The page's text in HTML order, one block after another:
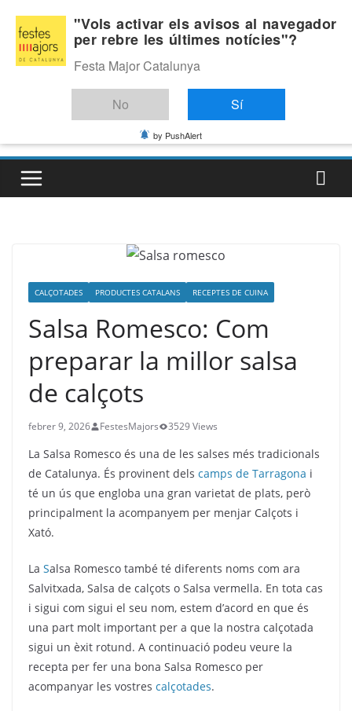
content
Divendres, agost 7, 2026
Última:
CALÇOTADES PRODUCTES CATALANS RECEPTES DE CUINA
Salsa Romesco: Com
preparar la millor salsa
de calçots
febrer 9, 2026 FestesMajors 3529 Views
La Salsa Romesco és una de les salses més tradicionals
de Catalunya. És provinent dels camps de Tarragona i
té un ús que engloba una gran varietat de plats, però
principalment la acompanyem per menjar Calçots i
Xató.
La Salsa Romesco també té diferents noms com ara
Salvitxada, Salsa de calçots o Salsa vermella. En tota cas
i sigui com sigui el seu nom, estem d’acord en que és
una part molt important per a que la nostra calçotada
sigui un èxit rotund. A continuació podeu veure la
recepta per fer una bona Salsa Romesco per
acompanyar les vostres calçotades.
"Vols activar els avisos al navegador
per rebre les últimes notícies"?
Festa Major Catalunya
No Sí
by PushAlert